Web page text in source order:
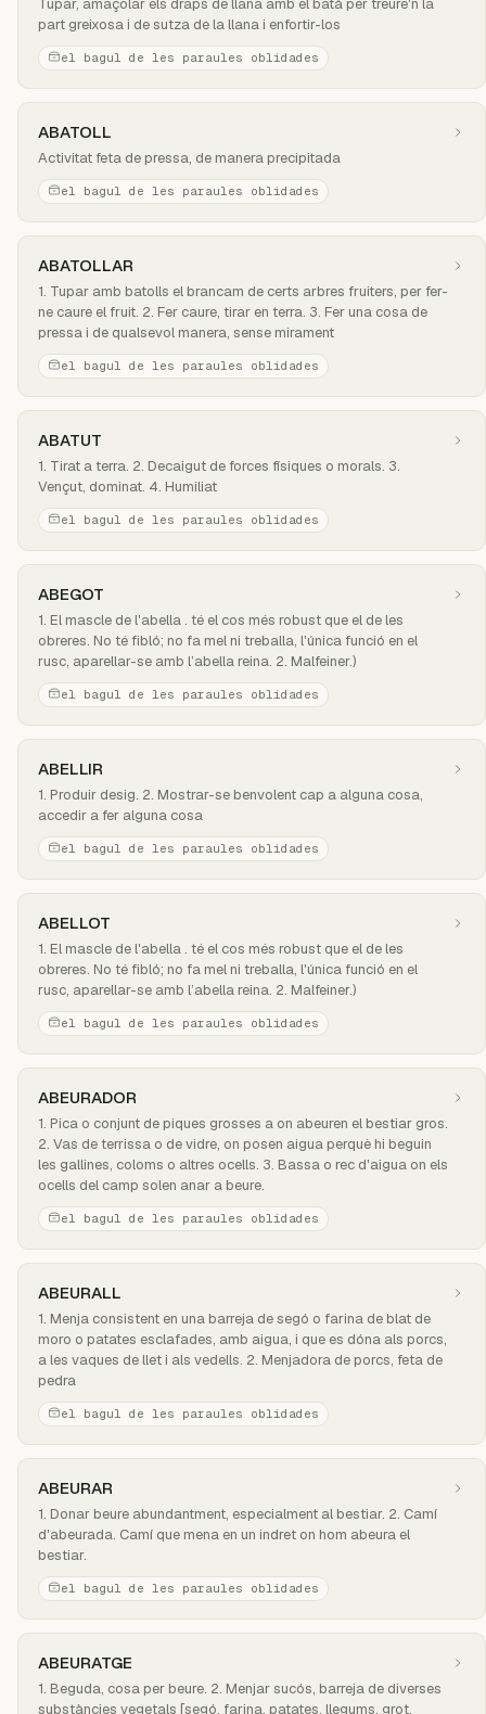
Tupar, amaçolar els draps de llana amb el batà per treure'n la
part greixosa i de sutza de la llana i enfortir-los
el bagul de les paraules oblidades
ABATOLL
Activitat feta de pressa, de manera precipitada
el bagul de les paraules oblidades
ABATOLLAR
1. Tupar amb batolls el brancam de certs arbres fruiters, per fer-
ne caure el fruit. 2. Fer caure, tirar en terra. 3. Fer una cosa de
pressa i de qualsevol manera, sense mirament
el bagul de les paraules oblidades
ABATUT
1. Tirat a terra. 2. Decaigut de forces físiques o morals. 3.
Vençut, dominat. 4. Humiliat
el bagul de les paraules oblidades
ABEGOT
1. El mascle de l'abella . té el cos més robust que el de les
obreres. No té fibló; no fa mel ni treballa, l'única funció en el
rusc, aparellar-se amb l’abella reina. 2. Malfeiner.)
el bagul de les paraules oblidades
ABELLIR
1. Produir desig. 2. Mostrar-se benvolent cap a alguna cosa,
accedir a fer alguna cosa
el bagul de les paraules oblidades
ABELLOT
1. El mascle de l'abella . té el cos més robust que el de les
obreres. No té fibló; no fa mel ni treballa, l'única funció en el
rusc, aparellar-se amb l’abella reina. 2. Malfeiner.)
el bagul de les paraules oblidades
ABEURADOR
1. Pica o conjunt de piques grosses a on abeuren el bestiar gros.
2. Vas de terrissa o de vidre, on posen aigua perquè hi beguin
les gallines, coloms o altres ocells. 3. Bassa o rec d'aigua on els
ocells del camp solen anar a beure.
el bagul de les paraules oblidades
ABEURALL
1. Menja consistent en una barreja de segó o farina de blat de
moro o patates esclafades, amb aigua, i que es dóna als porcs,
a les vaques de llet i als vedells. 2. Menjadora de porcs, feta de
pedra
el bagul de les paraules oblidades
ABEURAR
1. Donar beure abundantment, especialment al bestiar. 2. Camí
d'abeurada. Camí que mena en un indret on hom abeura el
bestiar.
el bagul de les paraules oblidades
ABEURATGE
1. Beguda, cosa per beure. 2. Menjar sucós, barreja de diverses
substàncies vegetals [segó, farina, patates, llegums, grot,